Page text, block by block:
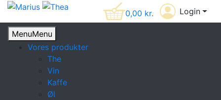
0,00 kr. Login
MenuMenu
Vores produkter
The
Vin
Kaffe
Øl